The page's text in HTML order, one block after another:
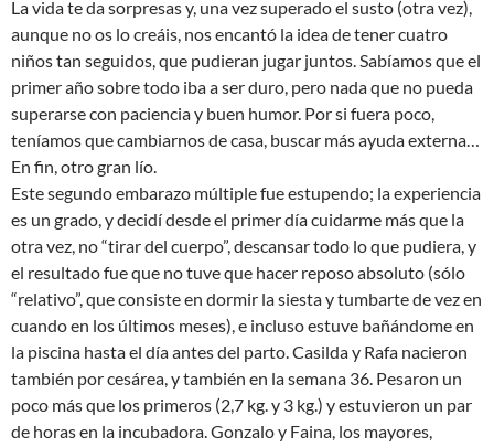
La vida te da sorpresas y, una vez superado el susto (otra vez),
aunque no os lo creáis, nos encantó la idea de tener cuatro
niños tan seguidos, que pudieran jugar juntos. Sabíamos que el
primer año sobre todo iba a ser duro, pero nada que no pueda
superarse con paciencia y buen humor. Por si fuera poco,
teníamos que cambiarnos de casa, buscar más ayuda externa…
En fin, otro gran lío.
Este segundo embarazo múltiple fue estupendo; la experiencia
es un grado, y decidí desde el primer día cuidarme más que la
otra vez, no “tirar del cuerpo”, descansar todo lo que pudiera, y
el resultado fue que no tuve que hacer reposo absoluto (sólo
“relativo”, que consiste en dormir la siesta y tumbarte de vez en
cuando en los últimos meses), e incluso estuve bañándome en
la piscina hasta el día antes del parto. Casilda y Rafa nacieron
también por cesárea, y también en la semana 36. Pesaron un
poco más que los primeros (2,7 kg. y 3 kg.) y estuvieron un par
de horas en la incubadora. Gonzalo y Faina, los mayores,